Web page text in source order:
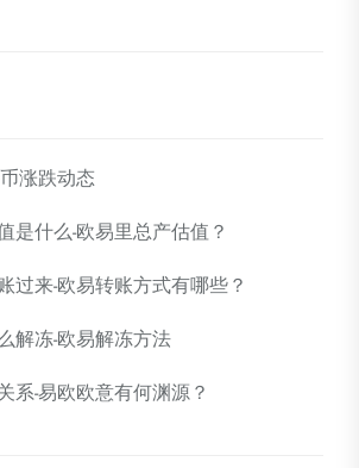
涨跌动态
是什么-欧易里总产估值？
过来-欧易转账方式有哪些？
解冻-欧易解冻方法
系-易欧欧意有何渊源？